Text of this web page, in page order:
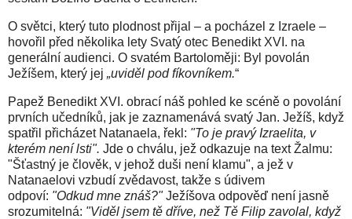
O světci, který tuto plodnost přijal – a pocházel z Izraele –
hovořil před několika lety Svatý otec Benedikt XVI. na
generální audienci. O svatém Bartoloměji: Byl povolán
Ježíšem, který jej „uviděl pod fíkovníkem.“
Papež Benedikt XVI. obrací náš pohled ke scéně o povolání
prvních učedníků, jak je zaznamenává svatý Jan. Ježíš, když
spatřil přicházet Natanaela, řekl: "To je pravý Izraelita, v
kterém není lsti". Jde o chválu, jež odkazuje na text Žalmu:
"Šťastný je člověk, v jehož duši není klamu", a jež v
Natanaelovi vzbudí zvědavost, takže s údivem
odpoví: "Odkud mne znáš?"Ježíšova odpověď není jasně
srozumitelná: "Viděl jsem tě dříve, než Tě Filip zavolal, když